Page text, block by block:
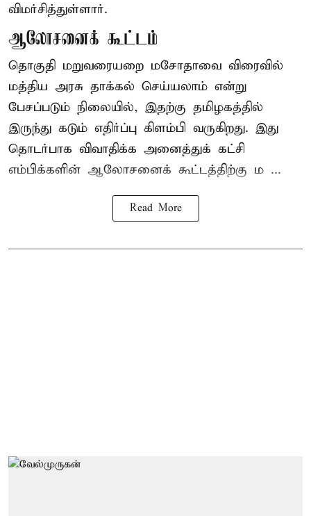
விமர்சித்துள்ளார்.
ஆலோசனைக் கூட்டம்
தொகுதி மறுவரையறை மசோதாவை விரைவில்
மத்திய அரசு தாக்கல் செய்யலாம் என்று
பேசப்படும் நிலையில், இதற்கு தமிழகத்தில்
இருந்து கடும் எதிர்ப்பு கிளம்பி வருகிறது. இது
தொடர்பாக விவாதிக்க அனைத்துக் கட்சி
எம்பிக்களின் ஆலோசனைக் கூட்டத்திற்கு ம ...
Read More